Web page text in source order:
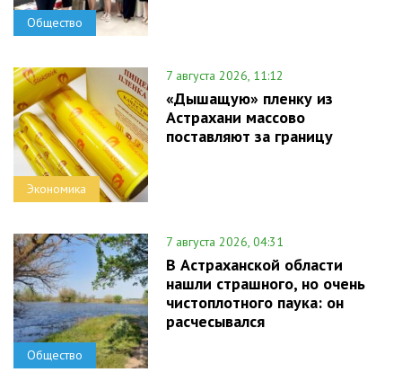
Общество
Экономика
7 августа 2026, 11:12
«Дышащую» пленку из
Астрахани массово
поставляют за границу
Общество
7 августа 2026, 04:31
В Астраханской области
нашли страшного, но очень
чистоплотного паука: он
расчесывался